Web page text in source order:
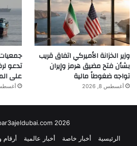
وزير الخزانة الأميركي اتفاق قريب
بشأن فتح مضيق هرمز وإيران
تواجه ضغوطاً مالية
أغسطس 8, 2026
تدعو
على
أغسطس 7,
2026
الرئيسية
أخبار خاصة أخبار عالمية